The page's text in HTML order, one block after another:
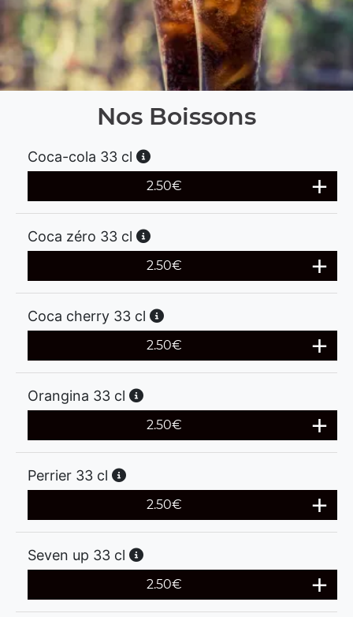
Nos Boissons
Coca-cola 33 cl
2.50€
Coca zéro 33 cl
2.50€
Coca cherry 33 cl
2.50€
Orangina 33 cl
2.50€
Perrier 33 cl
2.50€
Seven up 33 cl
2.50€